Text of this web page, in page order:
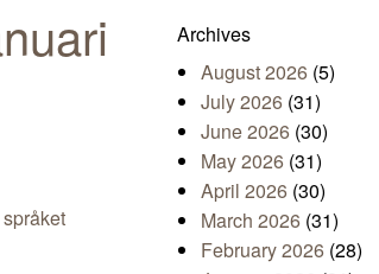
Archives
August 2026 (5)
July 2026 (31)
June 2026 (30)
May 2026 (31)
April 2026 (30)
March 2026 (31)
February 2026 (28)